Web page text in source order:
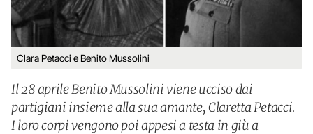
Clara Petacci e Benito Mussolini
Il 28 aprile Benito Mussolini viene ucciso dai
partigiani insieme alla sua amante, Claretta Petacci.
I loro corpi vengono poi appesi a testa in giù a